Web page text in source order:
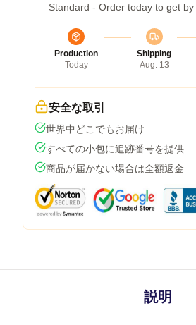
Standard - Order today to get by
Production
Today
Shipping
Aug. 13
安全な取引
世界中どこでもお届け
すべての小包に追跡番号を提供
商品が届かない場合は全額返金
説明